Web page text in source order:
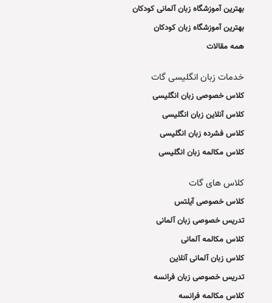
بهترین آموزشگاه زبان آلمانی کودکان
بهترین آموزشگاه زبان کودکان
همه مقالات
خدمات زبان انگلیسی گات
کلاس خصوصی زبان انگلیسی
کلاس آنلاین زبان انگلیسی
کلاس فشرده زبان انگلیسی
کلاس مکالمه زبان انگلیسی
کلاس های گات
کلاس خصوصی آیلتس
تدریس خصوصی زبان آلمانی
کلاس مکالمه آلمانی
کلاس زبان آلمانی آنلاین
تدریس خصوصی زبان فرانسه
کلاس مکالمه فرانسه